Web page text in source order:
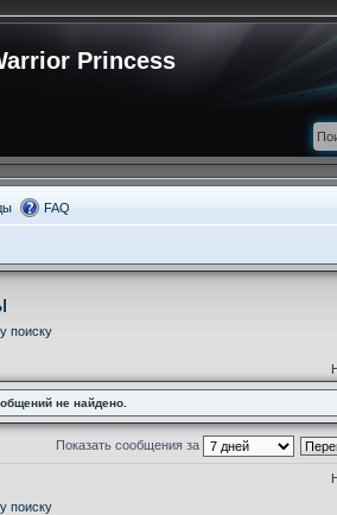
Princess
FAQ
поиску
не найдено.
Показать сообщения за
поиску